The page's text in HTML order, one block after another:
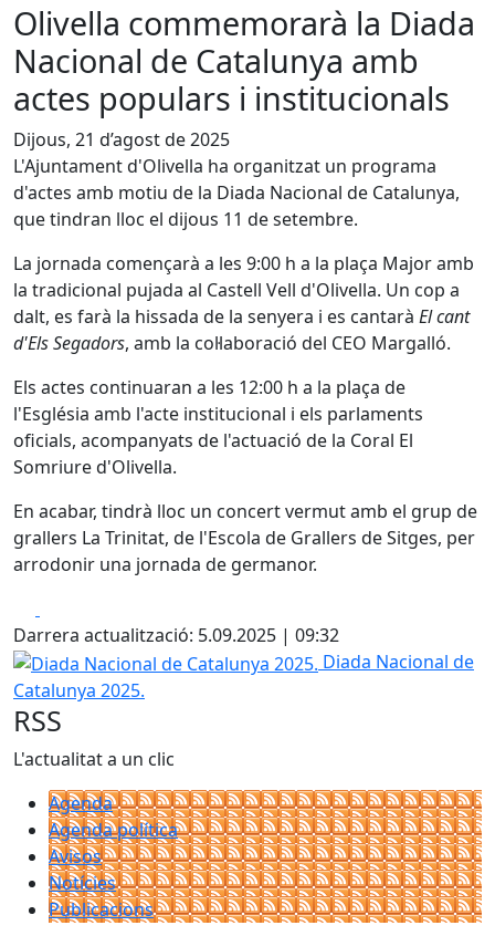
Olivella commemorarà la Diada
Nacional de Catalunya amb
actes populars i institucionals
Dijous, 21 d’agost de 2025
L'Ajuntament d'Olivella ha organitzat un programa
d'actes amb motiu de la Diada Nacional de Catalunya,
que tindran lloc el dijous 11 de setembre.
La jornada començarà a les 9:00 h a la plaça Major amb
la tradicional pujada al Castell Vell d'Olivella. Un cop a
dalt, es farà la hissada de la senyera i es cantarà El cant
d'Els Segadors, amb la col·laboració del CEO Margalló.
Els actes continuaran a les 12:00 h a la plaça de
l'Església amb l'acte institucional i els parlaments
oficials, acompanyats de l'actuació de la Coral El
Somriure d'Olivella.
En acabar, tindrà lloc un concert vermut amb el grup de
grallers La Trinitat, de l'Escola de Grallers de Sitges, per
arrodonir una jornada de germanor.
Darrera actualització: 5.09.2025 | 09:32
Diada Nacional de Catalunya 2025.
Diada Nacional de
Catalunya 2025.
RSS
L'actualitat a un clic
Agenda
Agenda política
Avisos
Notícies
Publicacions